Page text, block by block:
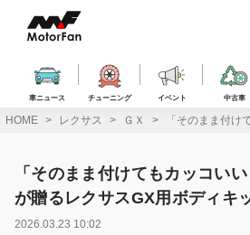
ス
車ニュース チューニング イベント 中古車
HOME レクサス ＧＸ 「そのまま付
「そのまま付けてもカッコい
が贈るレクサスGX用ボディキ
2026.03.23 10:02